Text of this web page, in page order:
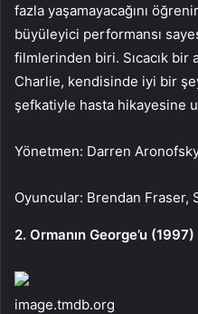
fazla yaşamayacağını
büyüleyici performansı
filmlerinden biri. Sıcacık
Charlie, kendisinde iyi bir
şefkatiyle hasta hikayesine
Yönetmen: Darren
Oyuncular: Brendan Fraser,
2. Ormanın George’u (1997)
image.tmdb.org